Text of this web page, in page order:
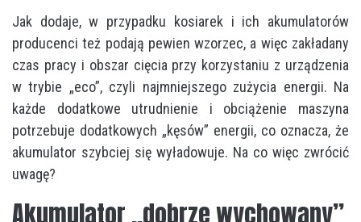
Jak dodaje, w przypadku kosiarek i ich akumulatorów
producenci też podają pewien wzorzec, a więc zakładany
czas pracy i obszar cięcia przy korzystaniu z urządzenia
w trybie „eco”, czyli najmniejszego zużycia energii. Na
każde dodatkowe utrudnienie i obciążenie maszyna
potrzebuje dodatkowych „kęsów” energii, co oznacza, że
akumulator szybciej się wyładowuje. Na co więc zwrócić
uwagę?
Akumulator „dobrze wychowany”